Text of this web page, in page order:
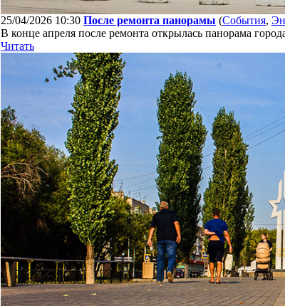
25/04/2026 10:30 После ремонта панорамы (События,
В конце апреля после ремонта открылась панорама
Читать